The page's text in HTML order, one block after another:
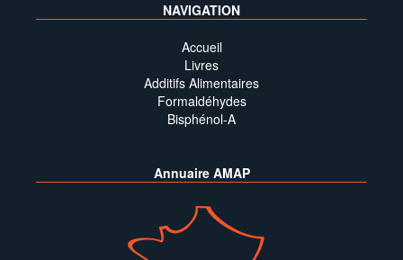
NAVIGATION
Accueil
Livres
Additifs Alimentaires
Formaldéhydes
Bisphénol-A
Annuaire AMAP